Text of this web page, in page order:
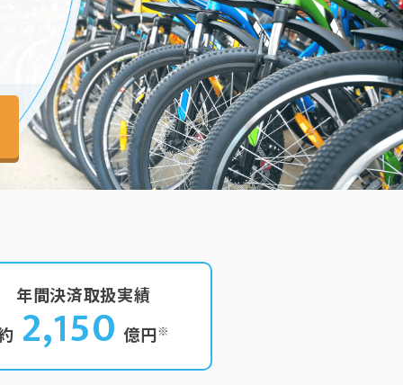
年間決済取扱実績
2,150 億円※